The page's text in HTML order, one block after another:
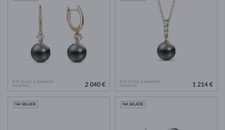
ŽLTÉ ZLATO & DIAMANT
TAHITSKÁ
2 040 €
ŽLTÉ ZLATO & DIAMANT
TAHITSKÁ
1 214 €
NA SKLADE NA SKLADE